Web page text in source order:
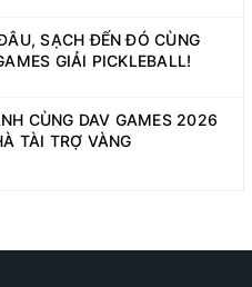
SẠCH ĐẾN ĐÓ CÙNG
GIẢI PICKLEBALL!
CÙNG DAV GAMES 2026
TÀI TRỢ VÀNG